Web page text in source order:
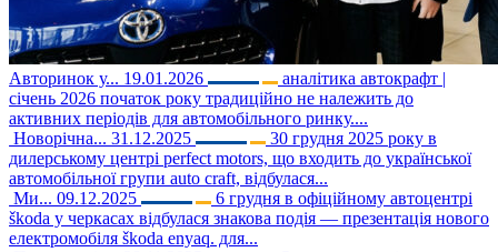
Авторинок у... 19.01.2026
аналітика автокрафт |
січень 2026 початок року традиційно не належить до
активних періодів для автомобільного ринку....
Новорічна... 31.12.2025
30 грудня 2025 року в
дилерському центрі perfect motors, що входить до української
автомобільної групи auto craft, відбулася...
Ми... 09.12.2025
6 грудня в офіційному автоцентрі
škoda у черкасах відбулася знакова подія — презентація нового
електромобіля škoda enyaq. для...